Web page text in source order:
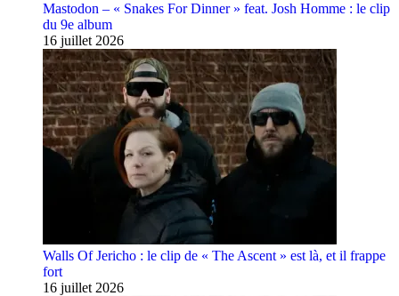
Mastodon – « Snakes For Dinner » feat. Josh Homme : le clip
du 9e album
16 juillet 2026
Walls Of Jericho : le clip de « The Ascent » est là, et il frappe
fort
16 juillet 2026